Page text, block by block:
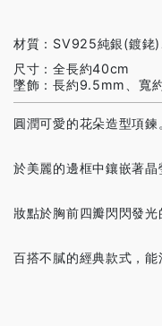
材質：SV925純銀(鍍銠)
尺寸：全長約40cm
墜飾：長約9.5mm、寬
圓潤可愛的花朵造型項鍊
於美麗的邊框中鑲嵌著晶
妝點於胸前四瓣閃閃發
百搭不膩的經典款式，能